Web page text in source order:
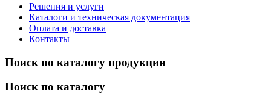
Решения и услуги
Каталоги и техническая документация
Оплата и доставка
Контакты
Поиск по каталогу продукции
Поиск по каталогу